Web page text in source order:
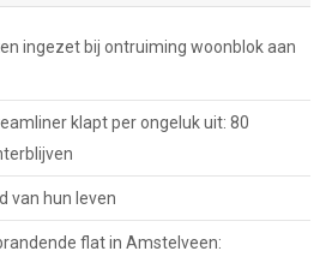
ingezet bij ontruiming woonblok aan
klapt per ongeluk uit: 80
van hun leven
flat in Amstelveen: